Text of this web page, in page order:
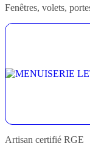
Fenêtres, volets,
Artisan certifié RGE